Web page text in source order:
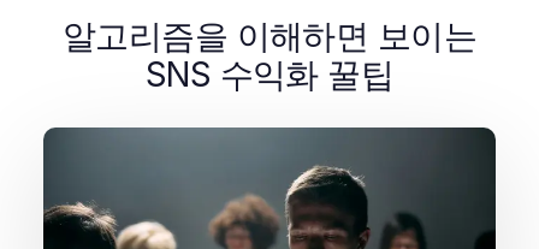
알고리즘을 이해하면 보이는
SNS 수익화 꿀팁